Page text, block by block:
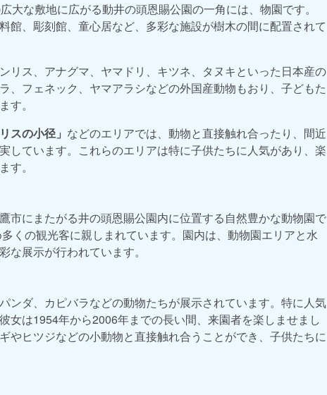
大な敷地に広がる動井の頭恩賜公園の一角には、物園です。
館、彫刻館、童心居など、多彩な施設が樹木の間に配置されて
リス、アナグマ、ヤマドリ、キツネ、タヌキといった日本産の
、フェネック、ヤマアラシなどの外国産動物もおり、子どもた
す。
リスの小径」 などのエリアでは、動物と直接触れ合ったり、間近
しています。これらのエリアは特に子供たちに人気があり、楽
す。
市にまたがる井の頭恩賜公園内に位置する自然豊かな動物園で
くの観光客に親しまれています。園内は、動物園エリアと水
展示が行われています。
ンダ、カピバラなどの動物たちが展示されています。特に人気
女は1954年から2006年までの長い間、来園者を楽しませまし
やヒツジなどの小動物と直接触れ合うことができ、子供たちに